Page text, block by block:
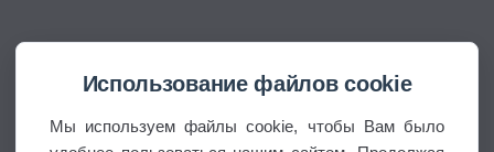
Использование файлов cookie
Мы используем файлы cookie, чтобы Вам было